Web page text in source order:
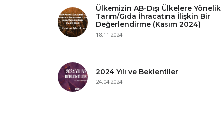
Ülkemizin AB-Dışı Ülkelere Yönelik
Tarım/Gıda İhracatına İlişkin Bir
Değerlendirme (Kasım 2024)
18.11.2024
2024 Yılı ve Beklentiler
24.04.2024